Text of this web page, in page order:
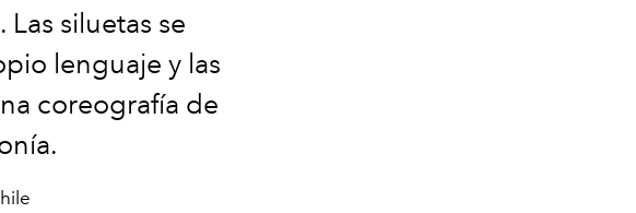
Las siluetas se
lenguaje y las
coreografía de